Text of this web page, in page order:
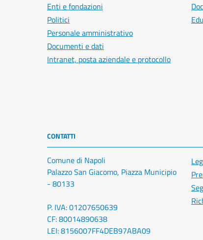
Enti e fondazioni
Politici
Personale amministrativo
Documenti e dati
Intranet, posta aziendale e protocollo
CONTATTI
Comune di Napoli
Palazzo San Giacomo, Piazza Municipio
- 80133
P. IVA: 01207650639
CF: 80014890638
LEI: 8156007FF4DEB97ABA09